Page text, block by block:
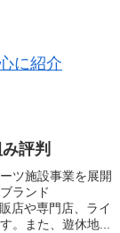
に紹介
評判
ツ施設事業を展開
ランド
店や専門店、ライ
。また、遊休地...